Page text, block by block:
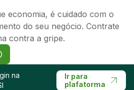
economia, é cuidado com o
do seu negócio. Contrate
contra a gripe.
na
Ir para
plafatorma